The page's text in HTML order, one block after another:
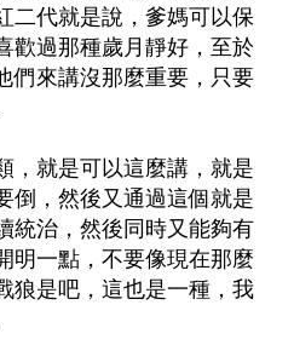
二代就是說，爹媽可以保
歡過那種歲月靜好，至於
們來講沒那麼重要，只要
，就是可以這麼講，就是
倒，然後又通過這個就是
統治，然後同時又能夠有
明一點，不要像現在那麼
狼是吧，這也是一種，我